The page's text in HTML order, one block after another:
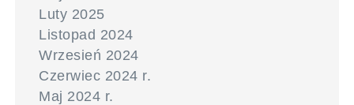
Luty 2025
Listopad 2024
Wrzesień 2024
Czerwiec 2024 r.
Maj 2024 r.